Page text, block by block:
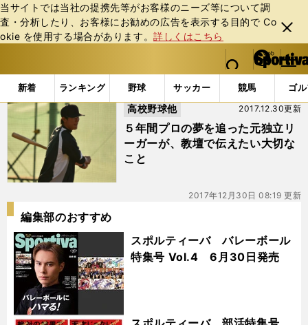
当サイトでは当社の提携先等がお客様のニーズ等について調
査・分析したり、お客様にお勧めの広告を表⽰する⽬的で Co
okie を使⽤する場合があります。詳しくはこちら
閉じ
る
web Sportiva (webスポルティーバ)
検索
マイペ
ー
ジ
メニュ
新着 ランキング 野球 サッカー 競馬 ゴ
b
ス
ポ
テ
ィ
ー
バ
「#出雲工」の最新ニュース・ 情報
５年間プロの夢を追った元独立リ
ーガーが、教壇で伝えたい大切な
こと
2017.12.30更新
高校野球他
2017年12月30日 08:19 更新
編集部のおすすめ
スポルティーバ バレーボール
特集号 Vol.4 6月30日発売